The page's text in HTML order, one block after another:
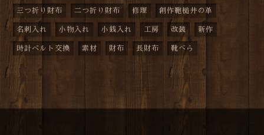
三つ折り財布 二つ折り財布 修理 創作鞄槌井の革
名刺入れ 小物入れ 小銭入れ 工房 改装 新作
時計ベルト交換 素材 財布 長財布 靴べら